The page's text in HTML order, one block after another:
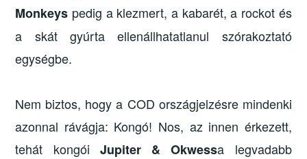
Monkeys pedig a klezmert, a kabarét, a rockot és
a skát gyúrta ellenállhatatlanul szórakoztató
egységbe.
Nem biztos, hogy a COD országjelzésre mindenki
azonnal rávágja: Kongó! Nos, az innen érkezett,
tehát kongói Jupiter & Okwessa legvadabb